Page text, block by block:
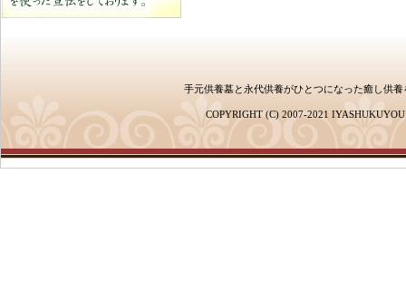
手元供養墓と永代供養がひとつになった癒し供
COPYRIGHT (C) 2007-2021